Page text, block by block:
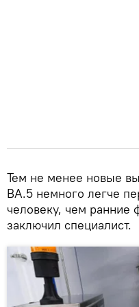
Тем не менее новые
BA.5 немного легче
человеку, чем
заключил специалист.